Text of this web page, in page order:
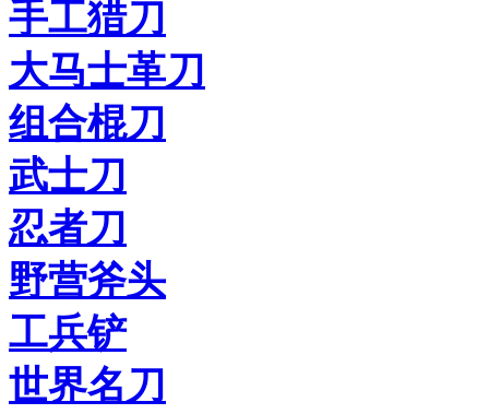
手工猎刀
大马士革刀
组合棍刀
武士刀
忍者刀
野营斧头
工兵铲
世界名刀